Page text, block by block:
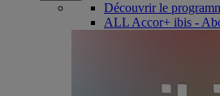
Découvrir le
ALL Accor+ ibis -